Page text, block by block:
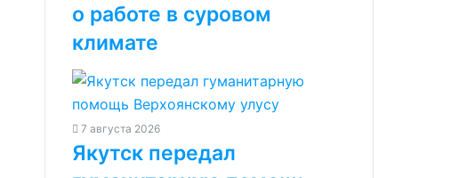
о работе в суровом
климате
7 августа 2026
Якутск передал